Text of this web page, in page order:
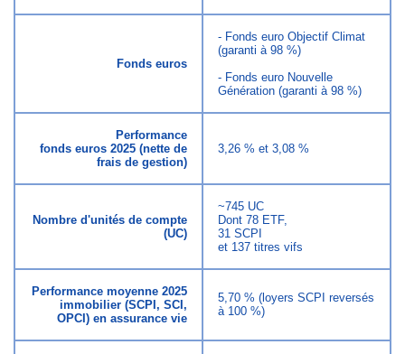
Fonds euros
- Fonds euro Objectif Climat
(garanti à 98 %)
- Fonds euro Nouvelle
Génération (garanti à 98 %)
Performance
fonds euros 2025 (nette de
frais de gestion)
3,26 % et 3,08 %
Nombre d'unités de compte
(UC)
~745 UC
Dont 78 ETF,
31 SCPI
et 137 titres vifs
Performance moyenne 2025
immobilier (SCPI, SCI,
OPCI) en assurance vie
5,70 % (loyers SCPI reversés
à 100 %)